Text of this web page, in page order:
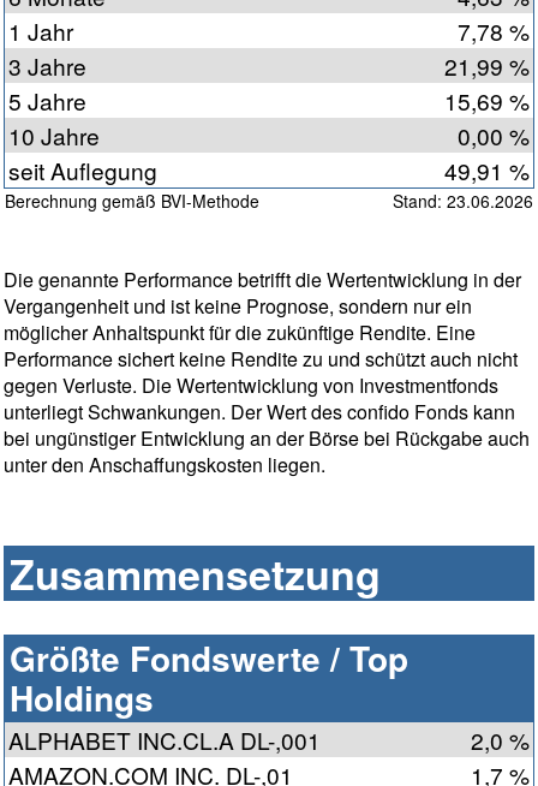
1 Jahr
7,78 %
3 Jahre
21,99 %
5 Jahre
15,69 %
10 Jahre
0,00 %
seit Auflegung
49,91 %
Berechnung gemäß BVI-Methode Stand: 23.06.2026
Die genannte Performance betrifft die Wertentwicklung in der
Vergangenheit und ist keine Prognose, sondern nur ein
möglicher Anhaltspunkt für die zukünftige Rendite. Eine
Performance sichert keine Rendite zu und schützt auch nicht
gegen Verluste. Die Wertentwicklung von Investmentfonds
unterliegt Schwankungen. Der Wert des confido Fonds kann
bei ungünstiger Entwicklung an der Börse bei Rückgabe auch
unter den Anschaffungskosten liegen.
Zusammensetzung
Größte Fondswerte / Top
Holdings
ALPHABET INC.CL.A DL-,001
2,0 %
AMAZON.COM INC. DL-,01
1,7 %